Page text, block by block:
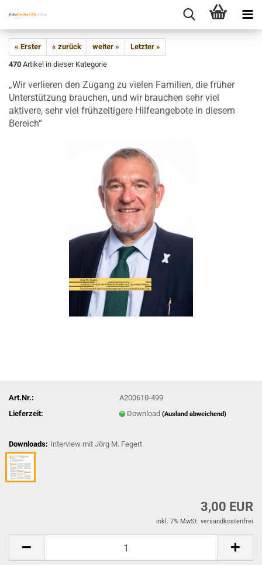
« Erster « zurück weiter »
Letzter »
470 Artikel in dieser Kategorie
„Wir verlieren den Zugang zu vielen Familien, die früher
Unterstützung brauchen, und wir brauchen sehr viel
aktivere, sehr viel frühzeitigere Hilfeangebote in diesem
Bereich“
Art.Nr.:
A200610-499
Lieferzeit:
Download(Ausland abweichend)
Downloads: Interview mit Jörg M. Fegert
3,00 EUR
inkl. 7% MwSt. versandkostenfrei